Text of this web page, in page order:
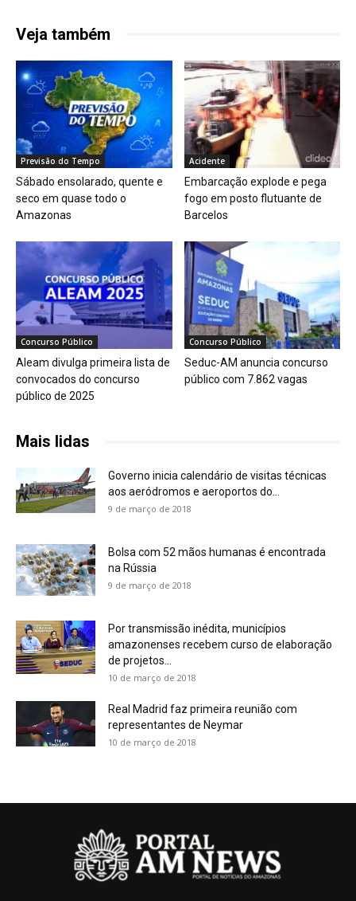
Veja também
Previsão do Tempo
Sábado ensolarado, quente e
seco em quase todo o
Amazonas
Acidente
Embarcação explode e pega
fogo em posto flutuante de
Barcelos
Concurso Público
Aleam divulga primeira lista de
convocados do concurso
público de 2025
Concurso Público
Seduc-AM anuncia concurso
público com 7.862 vagas
Mais lidas
Governo inicia calendário de visitas técnicas
aos aeródromos e aeroportos do...
9 de março de 2018
Bolsa com 52 mãos humanas é encontrada
na Rússia
9 de março de 2018
Por transmissão inédita, municípios
amazonenses recebem curso de elaboração
de projetos...
10 de março de 2018
Real Madrid faz primeira reunião com
representantes de Neymar
10 de março de 2018